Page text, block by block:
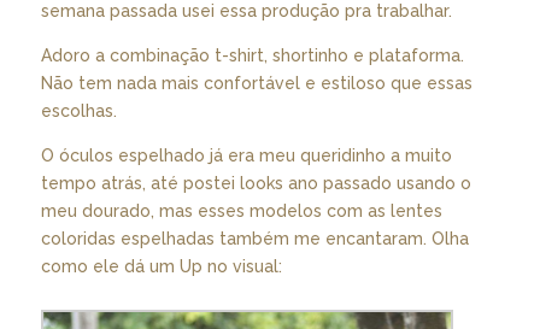
semana passada usei essa produção pra trabalhar.
Adoro a combinação t-shirt, shortinho e plataforma.
Não tem nada mais confortável e estiloso que essas
escolhas.
O óculos espelhado já era meu queridinho a muito
tempo atrás, até postei looks ano passado usando o
meu dourado, mas esses modelos com as lentes
coloridas espelhadas também me encantaram. Olha
como ele dá um Up no visual: